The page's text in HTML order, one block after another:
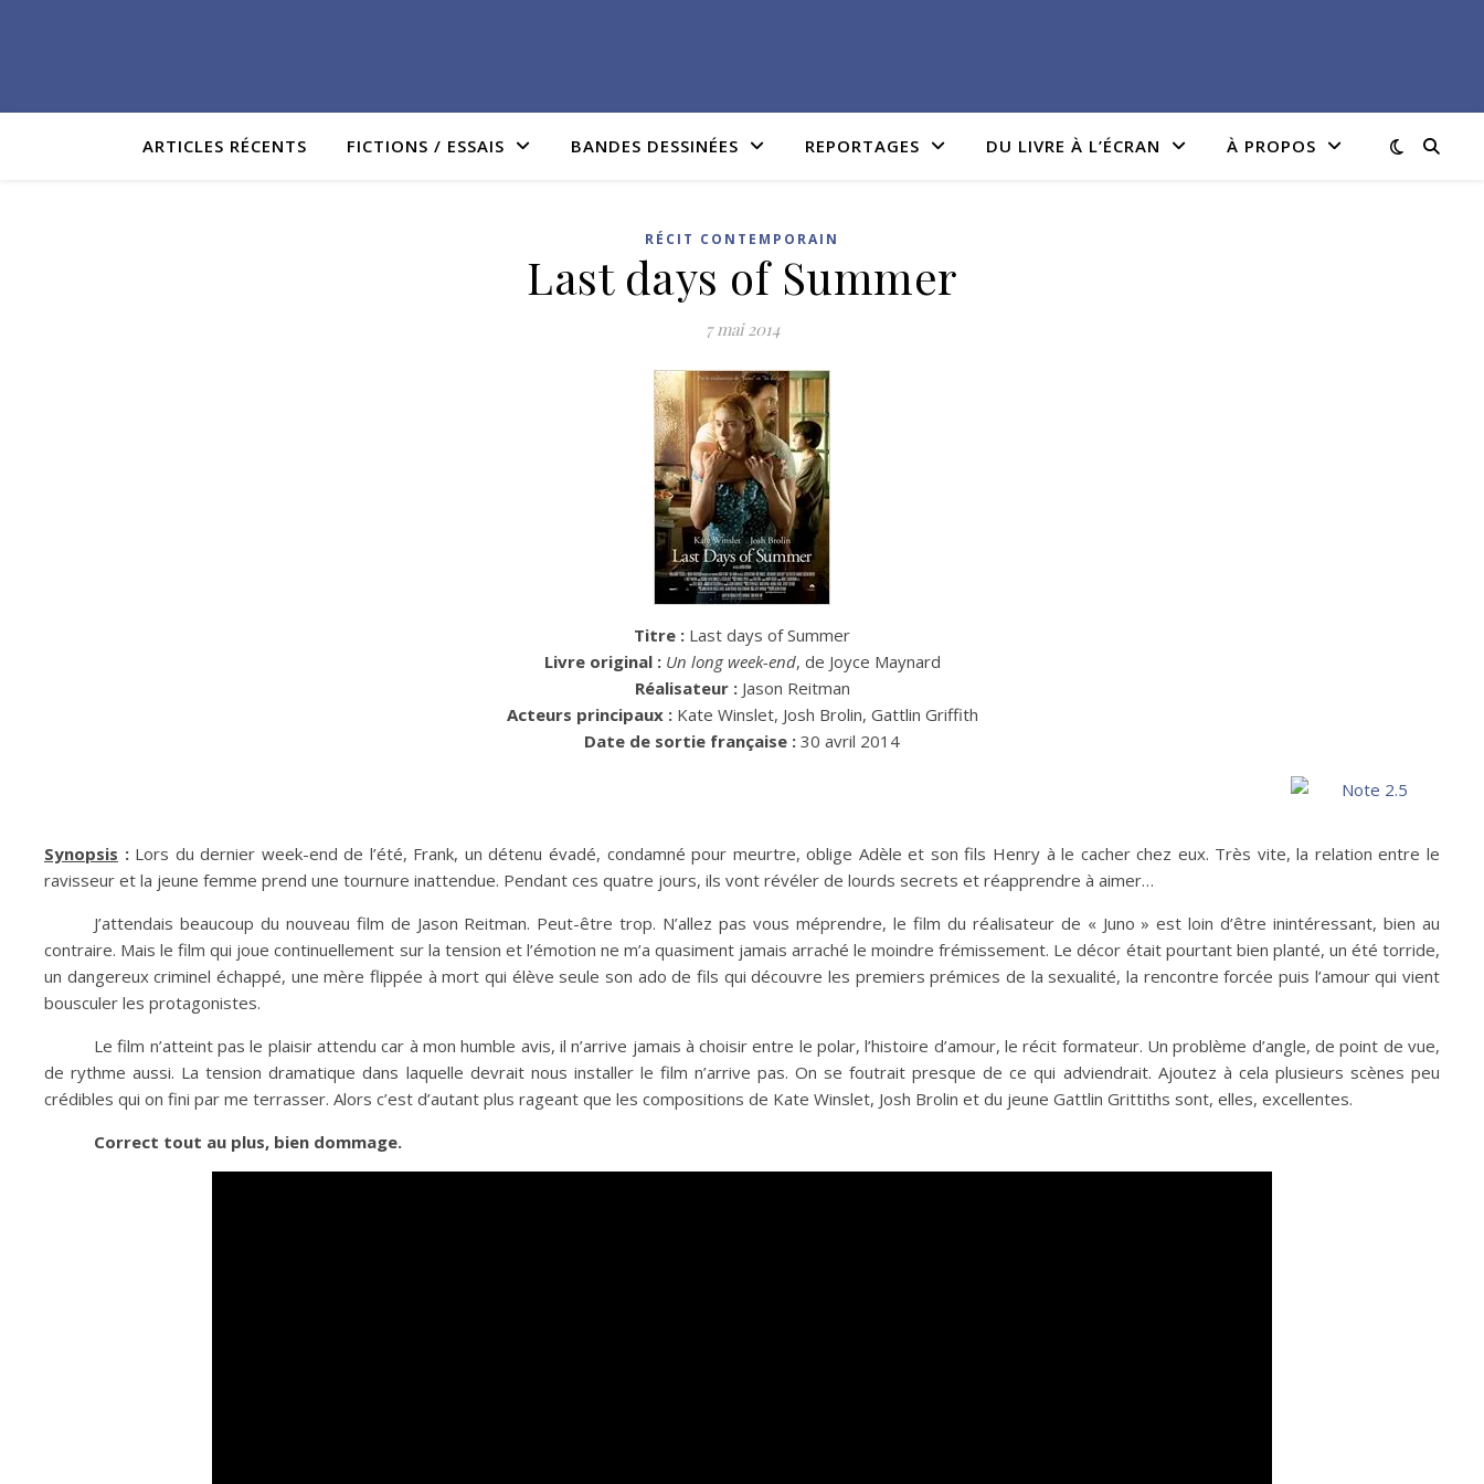
ARTICLES RÉCENTS FICTIONS / ESSAIS BANDES DESSINÉES REPORTAGES DU LIVRE À L’ÉCRAN À PROPOS
RÉCIT CONTEMPORAIN
Last days of Summer
7 mai 2014
Titre : Last days of Summer
Livre original : Un long week-end, de Joyce Maynard
Réalisateur : Jason Reitman
Acteurs principaux : Kate Winslet, Josh Brolin, Gattlin Griffith
Date de sortie française : 30 avril 2014
Synopsis : Lors du dernier week-end de l’été, Frank, un détenu évadé, condamné pour meurtre, oblige Adèle et son fils Henry à le cacher chez eux. Très vite, la relation entre le
ravisseur et la jeune femme prend une tournure inattendue. Pendant ces quatre jours, ils vont révéler de lourds secrets et réapprendre à aimer…
J’attendais beaucoup du nouveau film de Jason Reitman. Peut-être trop. N’allez pas vous méprendre, le film du réalisateur de « Juno » est loin d’être inintéressant, bien au
contraire. Mais le film qui joue continuellement sur la tension et l’émotion ne m’a quasiment jamais arraché le moindre frémissement. Le décor était pourtant bien planté, un été torride,
un dangereux criminel échappé, une mère flippée à mort qui élève seule son ado de fils qui découvre les premiers prémices de la sexualité, la rencontre forcée puis l’amour qui vient
bousculer les protagonistes.
Le film n’atteint pas le plaisir attendu car à mon humble avis, il n’arrive jamais à choisir entre le polar, l’histoire d’amour, le récit formateur. Un problème d’angle, de point de vue,
de rythme aussi. La tension dramatique dans laquelle devrait nous installer le film n’arrive pas. On se foutrait presque de ce qui adviendrait. Ajoutez à cela plusieurs scènes peu
crédibles qui on fini par me terrasser. Alors c’est d’autant plus rageant que les compositions de Kate Winslet, Josh Brolin et du jeune Gattlin Grittiths sont, elles, excellentes.
Correct tout au plus, bien dommage.